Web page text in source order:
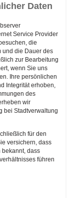
Daten
Service Provider
die
und die Dauer des
zur Bearbeitung
wenn Sie uns
Ihre persönlichen
Integrität erhoben,
des
wir
bei Stadtverwaltung
für den
versichern, dass
bekannt, dass
führen